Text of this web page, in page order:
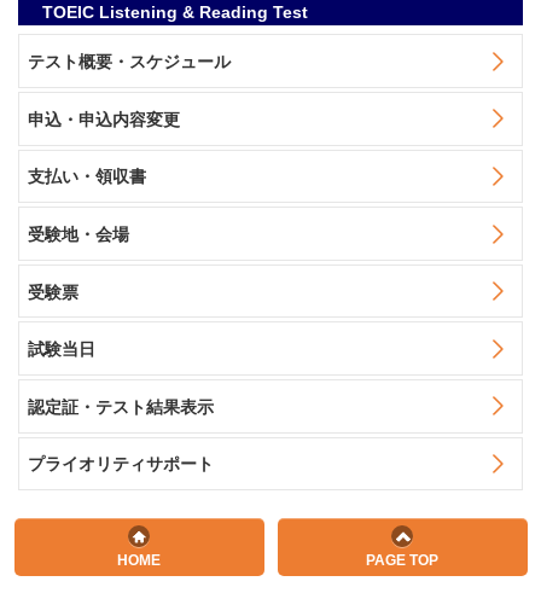
TOEIC Listening & Reading Test
テスト概要・スケジュール
申込・申込内容変更
支払い・領収書
受験地・会場
受験票
試験当日
認定証・テスト結果表示
プライオリティサポート
HOME PAGE TOP